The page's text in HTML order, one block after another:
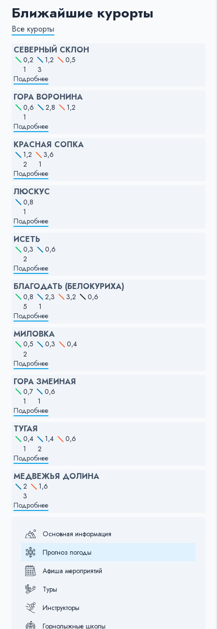
Ближайшие курорты
Все курорты
СЕВЕРНЫЙ СКЛОН
0,2 1,2
0,5
1
3
Подробнее
ГОРА ВОРОНИНА
0,6 2,8
1,2
1
Подробнее
КРАСНАЯ СОПКА
1,2
3,6
2
1
Подробнее
ЛЮСКУС
0,8
1
Подробнее
ИСЕТЬ
0,3
0,6
2
Подробнее
БЛАГОДАТЬ (БЕЛОКУРИХА)
0,8 2,3 3,2
0,6
5
1
Подробнее
МИЛОВКА
0,5 0,3
0,4
2
Подробнее
ГОРА ЗМЕИНАЯ
0,7
0,6
1
1
Подробнее
ТУГАЯ
0,4 1,4
0,6
1
2
Подробнее
МЕДВЕЖЬЯ ДОЛИНА
2
1,6
3
Подробнее
Основная информация
Прогноз погоды
Афиша мероприятий
Туры
Инструкторы
Горнолыжные школы